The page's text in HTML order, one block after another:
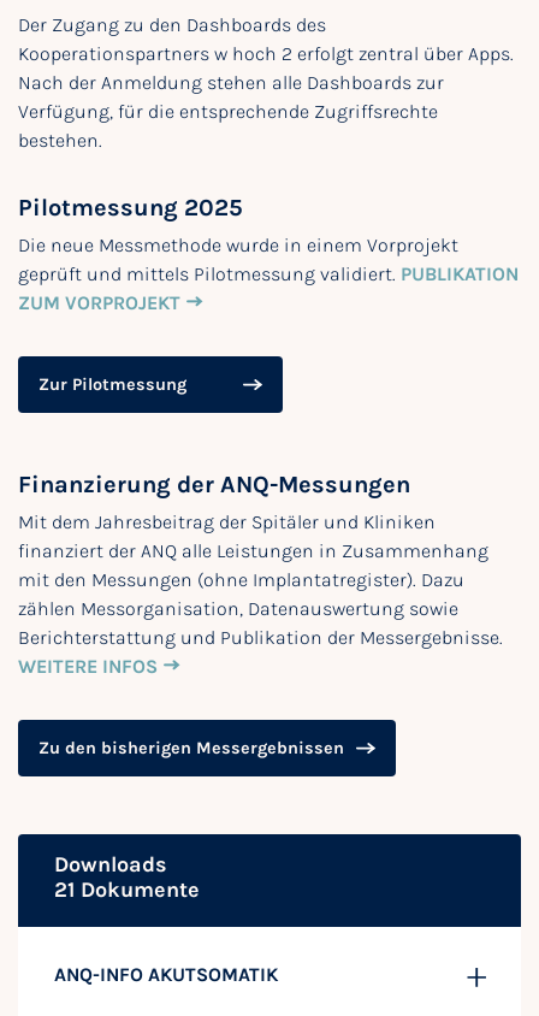
Der Zugang zu den Dashboards des
Kooperationspartners w hoch 2 erfolgt zentral über Apps.
Nach der Anmeldung stehen alle Dashboards zur
Verfügung, für die entsprechende Zugriffsrechte
bestehen.
Pilotmessung 2025
Die neue Messmethode wurde in einem Vorprojekt
geprüft und mittels Pilotmessung validiert. PUBLIKATION
ZUM VORPROJEKT
Zur Pilotmessung
Finanzierung der ANQ-Messungen
Mit dem Jahresbeitrag der Spitäler und Kliniken
finanziert der ANQ alle Leistungen in Zusammenhang
mit den Messungen (ohne Implantatregister). Dazu
zählen Messorganisation, Datenauswertung sowie
Berichterstattung und Publikation der Messergebnisse.
WEITERE INFOS
Zu den bisherigen Messergebnissen
Downloads
21 Dokumente
ANQ-INFO AKUTSOMATIK